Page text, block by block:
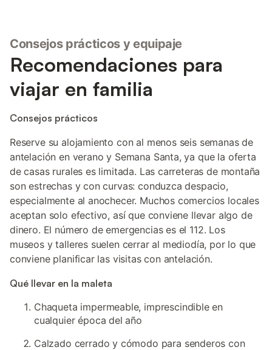
Consejos prácticos y equipaje
Recomendaciones para
viajar en familia
Consejos prácticos
Reserve su alojamiento con al menos seis semanas de
antelación en verano y Semana Santa, ya que la oferta
de casas rurales es limitada. Las carreteras de montaña
son estrechas y con curvas: conduzca despacio,
especialmente al anochecer. Muchos comercios locales
aceptan solo efectivo, así que conviene llevar algo de
dinero. El número de emergencias es el 112. Los
museos y talleres suelen cerrar al mediodía, por lo que
conviene planificar las visitas con antelación.
Qué llevar en la maleta
Chaqueta impermeable, imprescindible en
cualquier época del año
Calzado cerrado y cómodo para senderos con